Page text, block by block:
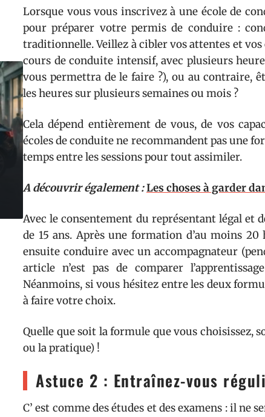
Lorsque vous vous inscrivez à une école de
pour préparer votre permis de conduire :
traditionnelle. Veillez à cibler vos attentes et
cours de conduite intensif, avec plusieurs
vous permettra de le faire ?), ou au contraire,
les heures sur plusieurs semaines ou mois ?
Cela dépend entièrement de vous, de vos
écoles de conduite ne recommandent pas une
temps entre les sessions pour tout assimiler.
A découvrir également :Les choses à garder
Avec le consentement du représentant légal et
de 15 ans. Après une formation d’au moins
ensuite conduire avec un accompagnateur
article n’est pas de comparer
Néanmoins, si vous hésitez entre les deux
à faire votre choix.
Quelle que soit la formule que vous choisissez,
ou la pratique) !
Astuce 2 : Entraînez-vous
C’ est comme des études et des examens : il ne